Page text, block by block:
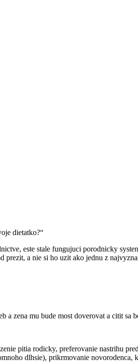
dietatko?“
este stale fungujuci porodnicky
prezit, a nie si ho uzit ako jednu z
zena mu bude most doverovat a citit sa
pitia rodicky, preferovanie nastrihu
dlhsie), prikrmovanie novorodenca,